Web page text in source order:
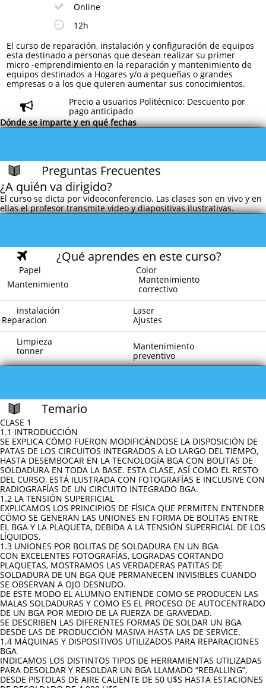
Online

12h

El curso de reparación, instalación y configuración de equipos
esta destinado a personas que desean realizar su primer
micro -emprendimiento en la reparación y mantenimiento de
equipos destinados a Hogares y/o a pequeñas o grandes
empresas o a los que quieren aumentar sus conocimientos.

Precio a usuarios Politécnico: Descuento por
pago anticipado
Dóndese impartey en quéfechas

Preguntas Frecuentes
¿A quién va dirigido?
El curso se dicta por videoconferencio. Las clases son en vivo y en
ellas el profesor transmite video y diapositivas ilustrativas.
 ¿Qué aprendes en este curso?
Papel
Color
Mantenimiento
Mantenimiento
correctivo
instalación
Laser
Reparacion
Ajustes
Limpieza
tonner
Mantenimiento
preventivo
 Temario
CLASE 1
1.1 INTRODUCCIÓN
SE EXPLICA CÓMO FUERON MODIFICÁNDOSE LA DISPOSICIÓN DE
PATAS DE LOS CIRCUITOS INTEGRADOS A LO LARGO DEL TIEMPO,
HASTA DESEMBOCAR EN LA TECNOLOGÍA BGA CON BOLITAS DE
SOLDADURA EN TODA LA BASE. ESTA CLASE, ASÍ COMO EL RESTO
DEL CURSO, ESTÁ ILUSTRADA CON FOTOGRAFÍAS E INCLUSIVE CON
RADIOGRAFÍAS DE UN CIRCUITO INTEGRADO BGA.
1.2 LA TENSIÓN SUPERFICIAL
EXPLICAMOS LOS PRINCIPIOS DE FÍSICA QUE PERMITEN ENTENDER
CÓMO SE GENERAN LAS UNIONES EN FORMA DE BOLITAS ENTRE
EL BGA Y LA PLAQUETA, DEBIDA A LA TENSIÓN SUPERFICIAL DE LOS
LÍQUIDOS.
1.3 UNIONES POR BOLITAS DE SOLDADURA EN UN BGA
CON EXCELENTES FOTOGRAFÍAS, LOGRADAS CORTANDO
PLAQUETAS, MOSTRAMOS LAS VERDADERAS PATITAS DE
SOLDADURA DE UN BGA QUE PERMANECEN INVISIBLES CUANDO
SE OBSERVAN A OJO DESNUDO.
DE ESTE MODO EL ALUMNO ENTIENDE COMO SE PRODUCEN LAS
MALAS SOLDADURAS Y COMO ES EL PROCESO DE AUTOCENTRADO
DE UN BGA POR MEDIO DE LA FUERZA DE GRAVEDAD.
SE DESCRIBEN LAS DIFERENTES FORMAS DE SOLDAR UN BGA
DESDE LAS DE PRODUCCIÓN MASIVA HASTA LAS DE SERVICE.
1.4 MÁQUINAS Y DISPOSITIVOS UTILIZADOS PARA REPARACIONES
BGA
INDICAMOS LOS DISTINTOS TIPOS DE HERRAMIENTAS UTILIZADAS
PARA DESOLDAR Y RESOLDAR UN BGA LLAMADO “REBALLING”,
DESDE PISTOLAS DE AIRE CALIENTE DE 50 U$S HASTA ESTACIONES